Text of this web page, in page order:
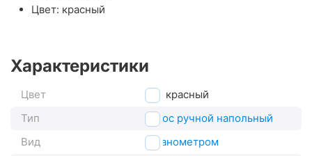
Цвет: красный
Характеристики
Цвет
красный
Тип
насос ручной напольный
Вид
с манометром